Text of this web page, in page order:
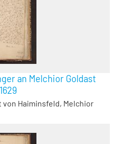
an Melchior Goldast
von Haiminsfeld, Melchior